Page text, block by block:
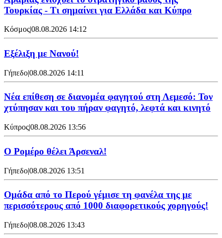
Τουρκίας - Τι σημαίνει για Ελλάδα και Κύπρο
Κόσμος|08.08.2026 14:12
Εξέλιξη με Νανού!
Γήπεδο|08.08.2026 14:11
Νέα επίθεση σε διανομέα φαγητού στη Λεμεσό: Τον
χτύπησαν και του πήραν φαγητό, λεφτά και κινητό
Κύπρος|08.08.2026 13:56
Ο Ρομέρο θέλει Άρσεναλ!
Γήπεδο|08.08.2026 13:51
Ομάδα από το Περού γέμισε τη φανέλα της με
περισσότερους από 1000 διαφορετικούς χορηγούς!
Γήπεδο|08.08.2026 13:43